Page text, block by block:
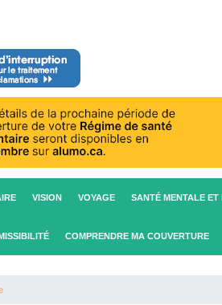
VISION VOYAGE SANTÉ MENTALE ET
COMPRENDRE MA COUVERTURE